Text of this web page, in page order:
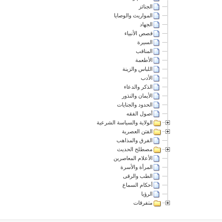
الجنائز
المواريث والوصايا
الجهاد
قصص الأنبياء
السيرة
المناقب
الأطعمة
اللباس والزينة
الأدب
الذكر والدعاء
الأيمان والنذور
الحدود والجنايات
أصول الفقه
الولاية والسياسة الشرعية
الفتن العصرية
الفرق والمذاهب
مصطلح الحديث
الأعلام المعاصرين
المرأة والأسرة
الطب والرقى
أحكام السماع
الرؤيا
متفرقات